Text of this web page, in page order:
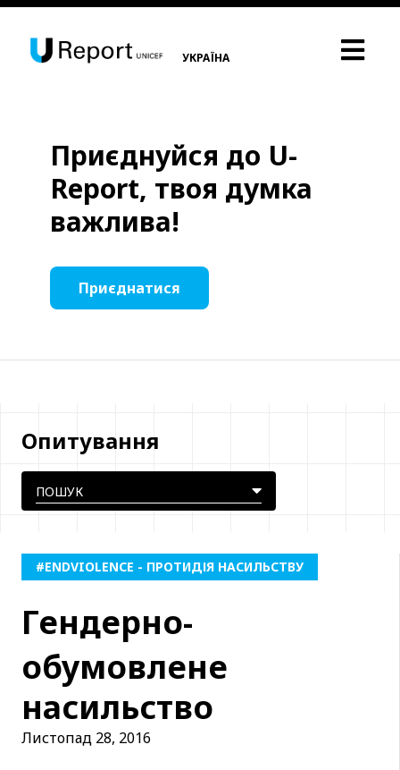
УКРАЇНА
Приєднуйся до U-
Report, твоя думка
важлива!
Приєднатися
Опитування
#ENDVIOLENCE - ПРОТИДІЯ НАСИЛЬСТВУ
Гендерно-
обумовлене
насильство
Листопад 28, 2016